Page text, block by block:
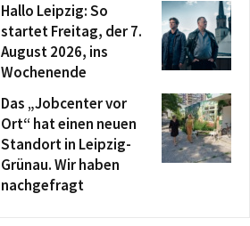
Hallo Leipzig: So
startet Freitag, der 7.
August 2026, ins
Wochenende
Das „Jobcenter vor
Ort“ hat einen neuen
Standort in Leipzig-
Grünau. Wir haben
nachgefragt